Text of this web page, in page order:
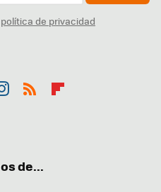
política de privacidad
de...